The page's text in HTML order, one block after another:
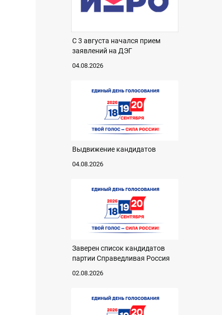
С 3 августа начался прием
заявлений на ДЭГ
04.08.2026
Выдвижение кандидатов
04.08.2026
Заверен список кандидатов
партии Справедливая Россия
02.08.2026